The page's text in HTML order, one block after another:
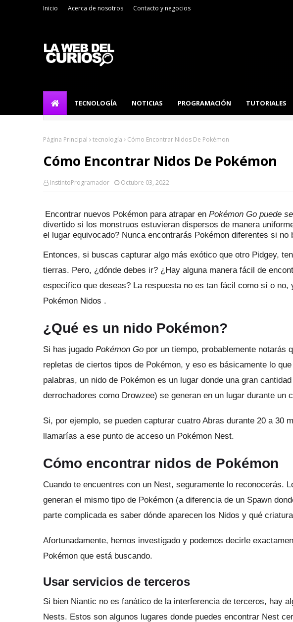
Inicio Acerca de nosotros Contacto y negocios
TECNOLOGÍA NOTICIAS PROGRAMACIÓN TUTORIALES
Página Principal tecnología Cómo Encontrar Nidos De Pokémon
Cómo Encontrar Nidos De Pokémon
InstintoProgramador Octubre 03, 2022
Encontrar nuevos Pokémon para atrapar en Pokémon Go puede
divertido si los monstruos estuvieran dispersos de manera
el lugar equivocado? Nunca encontrarás Pokémon diferentes si no
Entonces, si buscas capturar algo más exótico que otro Pidgey,
tierras. Pero, ¿dónde debes ir? ¿Hay alguna manera fácil de
específico que deseas? La respuesta no es tan fácil como sí o no,
Pokémon Nidos .
¿Qué es un nido Pokémon?
Si has jugado Pokémon Go por un tiempo, probablemente notarás
repletas de ciertos tipos de Pokémon, y eso es básicamente lo
palabras, un nido de Pokémon es un lugar donde una gran
derrochadores como Drowzee) se generan en un lugar durante un
Si, por ejemplo, se pueden capturar cuatro Abras durante 20 a 30
llamarías a ese punto de acceso un Pokémon Nest.
Cómo encontrar nidos de Pokémon
Cuando te encuentres con un Nest, seguramente lo reconocerás.
generan el mismo tipo de Pokémon (a diferencia de un Spawn
parte complicada es saber dónde aparecen los Nidos y qué
Afortunadamente, hemos investigado y podemos decirle
Pokémon que está buscando.
Usar servicios de terceros
Si bien Niantic no es fanático de la interferencia de terceros, hay
Nests. Estos son algunos lugares donde puedes encontrar Nest